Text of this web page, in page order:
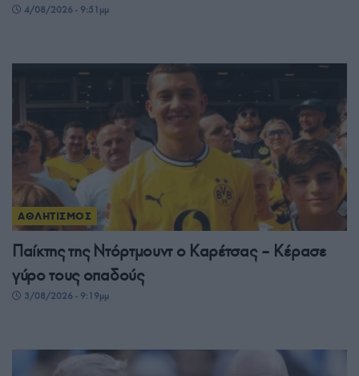
4/08/2026 - 9:51μμ
ΑΘΛΗΤΙΣΜΟΣ
Παίκτης της Ντόρτμουντ ο Καρέτσας – Κέρασε
γύρο τους οπαδούς
3/08/2026 - 9:19μμ